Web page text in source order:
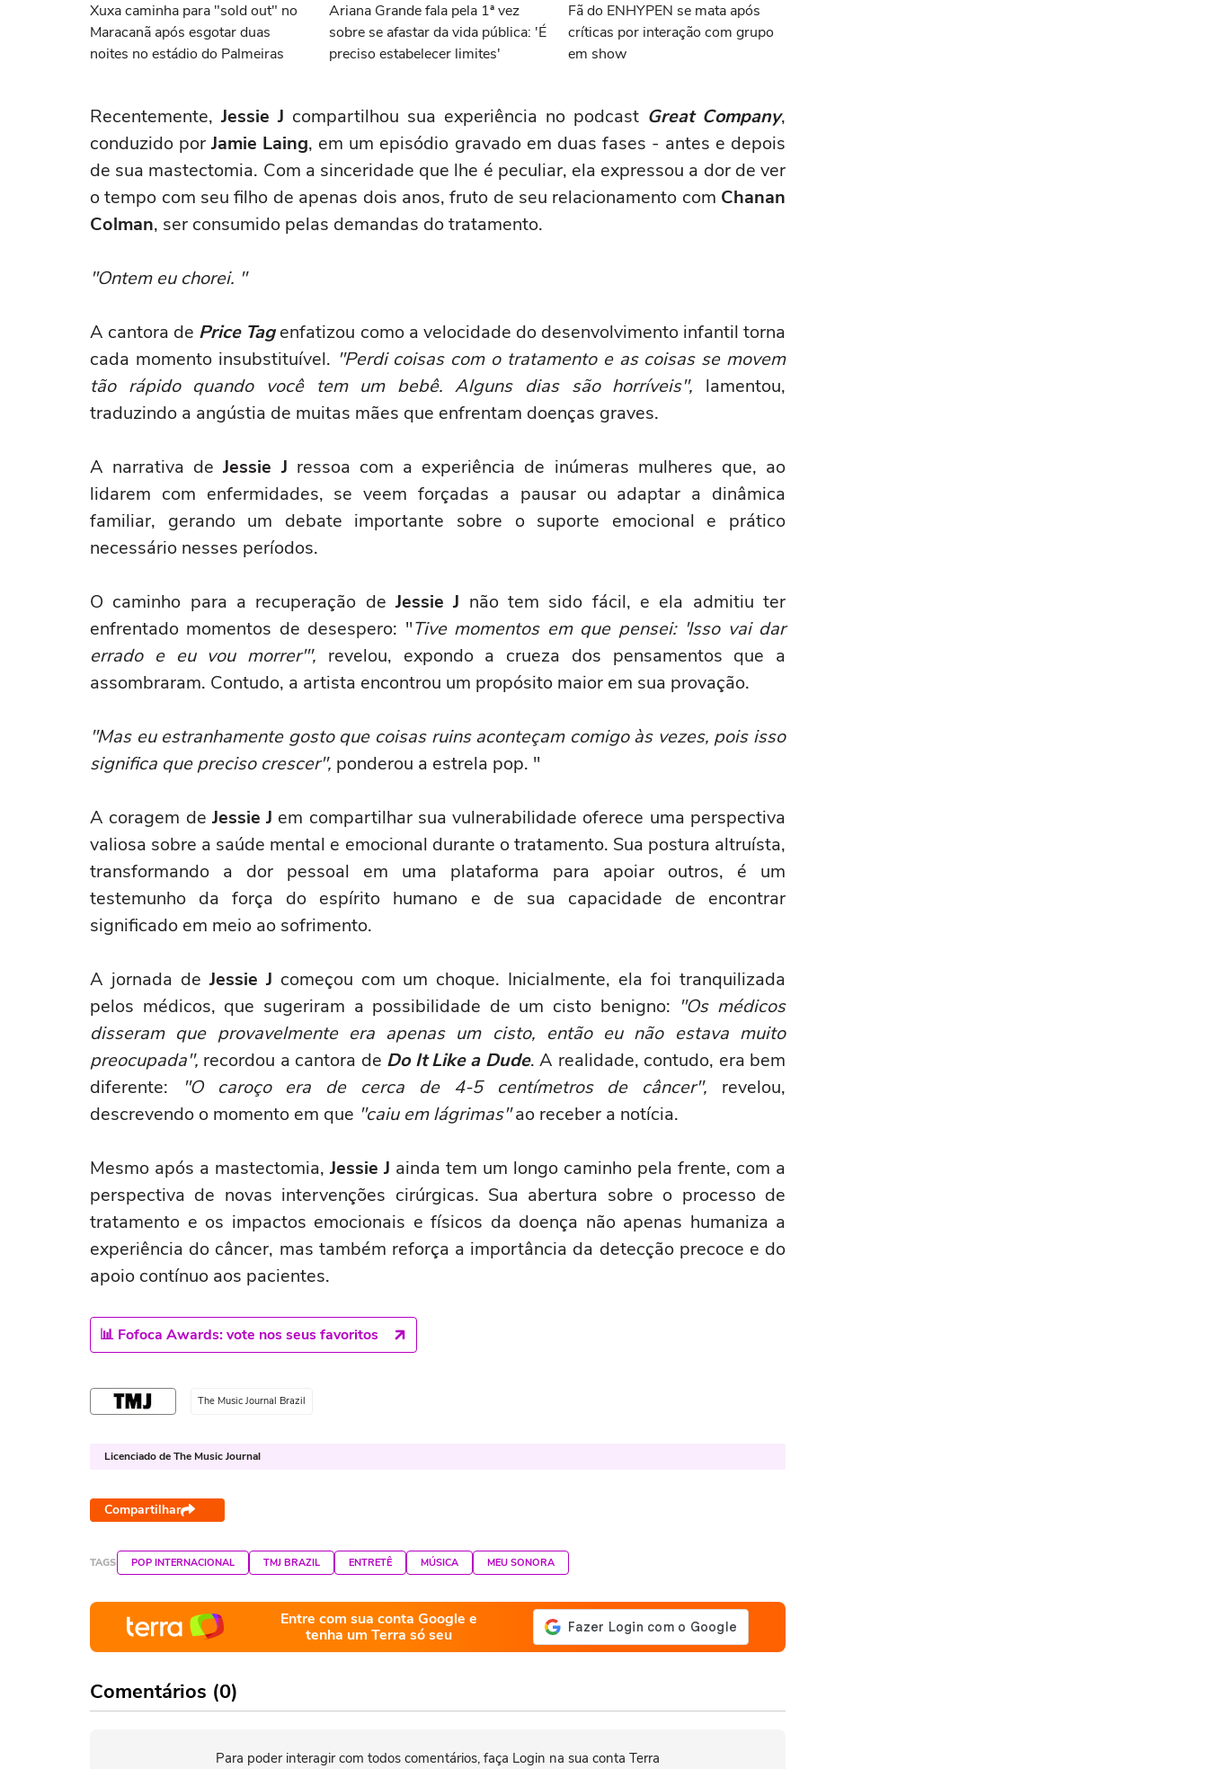
Xuxa caminha para "sold out" no
Maracanã após esgotar duas
noites no estádio do Palmeiras
Ariana Grande fala pela 1ª vez
sobre se afastar da vida pública: 'É
preciso estabelecer limites'
Fã do ENHYPEN se mata após
críticas por interação com grupo
em show
Recentemente, Jessie J compartilhou sua experiência no podcast Great Company,
conduzido porJamie Laing, em um episódio gravado em duas fases - antes e depois
de sua mastectomia. Com a sinceridade que lhe é peculiar, ela expressou a dor de ver
o tempo com seu filho de apenas dois anos, fruto de seu relacionamento com Chanan
Colman, ser consumido pelas demandas do tratamento.
"Ontem eu chorei. "
A cantora de Price Tagenfatizou como a velocidade do desenvolvimento infantil torna
cada momento insubstituível. "Perdi coisas com o tratamento e as coisas se movem
tão rápido quando você tem um bebê. Alguns dias são horríveis", lamentou,
traduzindo a angústia de muitas mães que enfrentam doenças graves.
A narrativa deJessie J ressoa com a experiência de inúmeras mulheres que, ao
lidarem com enfermidades, se veem forçadas a pausar ou adaptar a dinâmica
familiar, gerando um debate importante sobre o suporte emocional e prático
necessário nesses períodos.
O caminho para a recuperação de Jessie J não tem sido fácil, e ela admitiu ter
enfrentado momentos de desespero: "Tive momentos em que pensei: 'Isso vai dar
errado e eu vou morrer'", revelou, expondo a crueza dos pensamentos que a
assombraram. Contudo, a artista encontrou um propósito maior em sua provação.
"Mas eu estranhamente gosto que coisas ruins aconteçam comigo às vezes, pois isso
significa que preciso crescer", ponderou a estrela pop. "
A coragem de Jessie J em compartilhar sua vulnerabilidade oferece uma perspectiva
valiosa sobre a saúde mental e emocional durante o tratamento. Sua postura altruísta,
transformando a dor pessoal em uma plataforma para apoiar outros, é um
testemunho da força do espírito humano e de sua capacidade de encontrar
significado em meio ao sofrimento.
A jornada de Jessie J começou com um choque. Inicialmente, ela foi tranquilizada
pelos médicos, que sugeriram a possibilidade de um cisto benigno: "Os médicos
disseram que provavelmente era apenas um cisto, então eu não estava muito
preocupada", recordou a cantora de Do It Like a Dude. A realidade, contudo, era bem
diferente: "O caroço era de cerca de 4-5 centímetros de câncer", revelou,
descrevendo o momento em que "caiu em lágrimas"ao receber a notícia.
Mesmo após a mastectomia, Jessie J ainda tem um longo caminho pela frente, com a
perspectiva de novas intervenções cirúrgicas. Sua abertura sobre o processo de
tratamento e os impactos emocionais e físicos da doença não apenas humaniza a
experiência do câncer, mas também reforça a importância da detecção precoce e do
apoio contínuo aos pacientes.
📊 Fofoca Awards: vote nos seus favoritos
The Music Journal Brazil
Licenciado de The Music Journal
Compartilhar
TAGS POP INTERNACIONAL TMJ BRAZIL ENTRETÊ MÚSICA MEU SONORA
Entre com sua conta Google e
tenha um Terra só seu
Comentários (0)
Para poder interagir com todos comentários, faça Login na sua conta Terra